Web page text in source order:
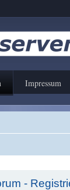
Impressum
-